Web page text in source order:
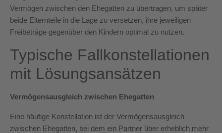
Vermögen zwischen den Ehegatten zu übertragen, um später
beide Elternteile in die Lage zu versetzen, ihre jeweiligen
Freibeträge gegenüber den Kindern optimal zu nutzen.
Typische Fallkonstellationen
mit Lösungsansätzen
Vermögensausgleich zwischen Ehegatten
Eine häufige Konstellation ist der Vermögensausgleich
zwischen Ehegatten, bei dem ein Partner über erheblich mehr